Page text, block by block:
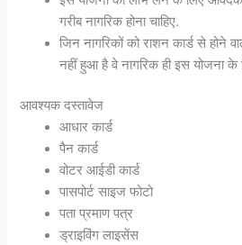
गरीब नागरिक होना चाहिए.
जिन नागरिकों को राशन कार्ड से होने
नहीं हुआ है वे नागरिक ही इस योजना के
आवश्यक दस्तावेज
आधार कार्ड
पैन कार्ड
वोटर आईडी कार्ड
पासपोर्ट साइज फोटो
पता प्रमाण पत्र
ड्राइविंग लाइसेंस